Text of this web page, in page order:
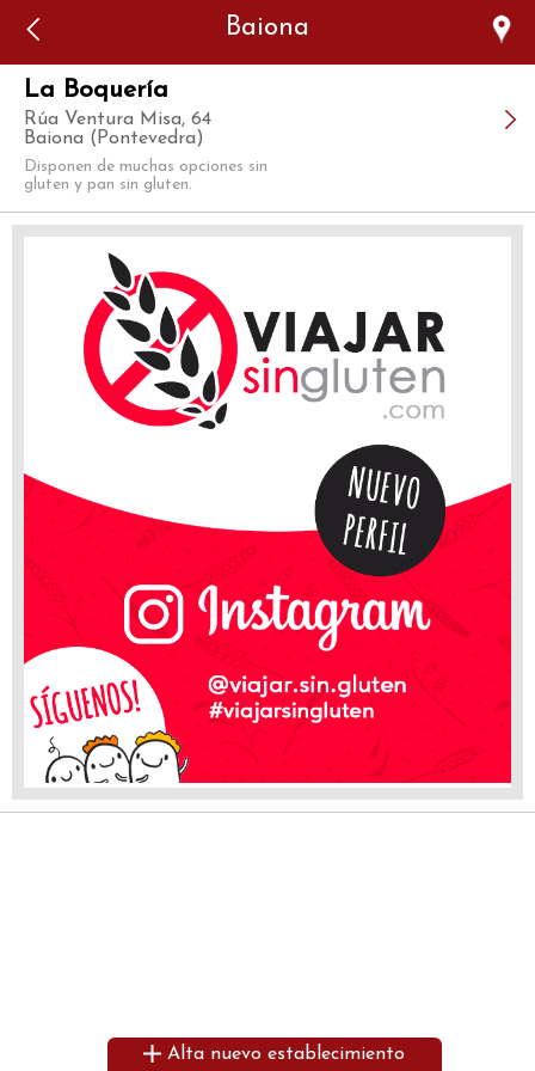
Baiona
La Boquería
Rúa Ventura Misa, 64
Baiona (Pontevedra)
Disponen de muchas opciones sin
gluten y pan sin gluten.
Alta nuevo establecimiento
authorized to show the cookie declaration for domain group
ID 546ddaab-b478-4440-aa8a-3b0205284212. Please add it to
the domain group in the Cookiebot Manager to authorize
the domain.